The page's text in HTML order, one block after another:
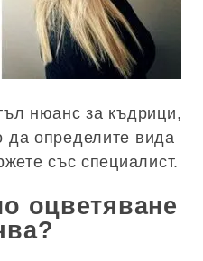
нюанс за къдрици,
да определите вида
със специалист.
оцветяване